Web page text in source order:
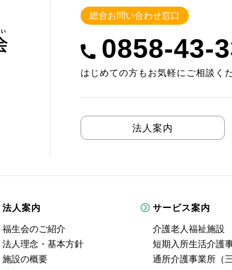
総合お問い合わせ窓口
0858-43-
はじめての方もお気軽にご相談く
法人案内
法人案内
福生会のご紹介
法人理念・基本方針
施設の概要
サービス案内
介護老人福祉施設
短期入所生活介護
通所介護事業所（